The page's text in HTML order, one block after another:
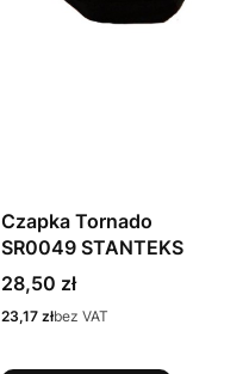
Czapka Tornado
SR0049 STANTEKS
Cena
28,50 zł
Cena
23,17 złbez VAT